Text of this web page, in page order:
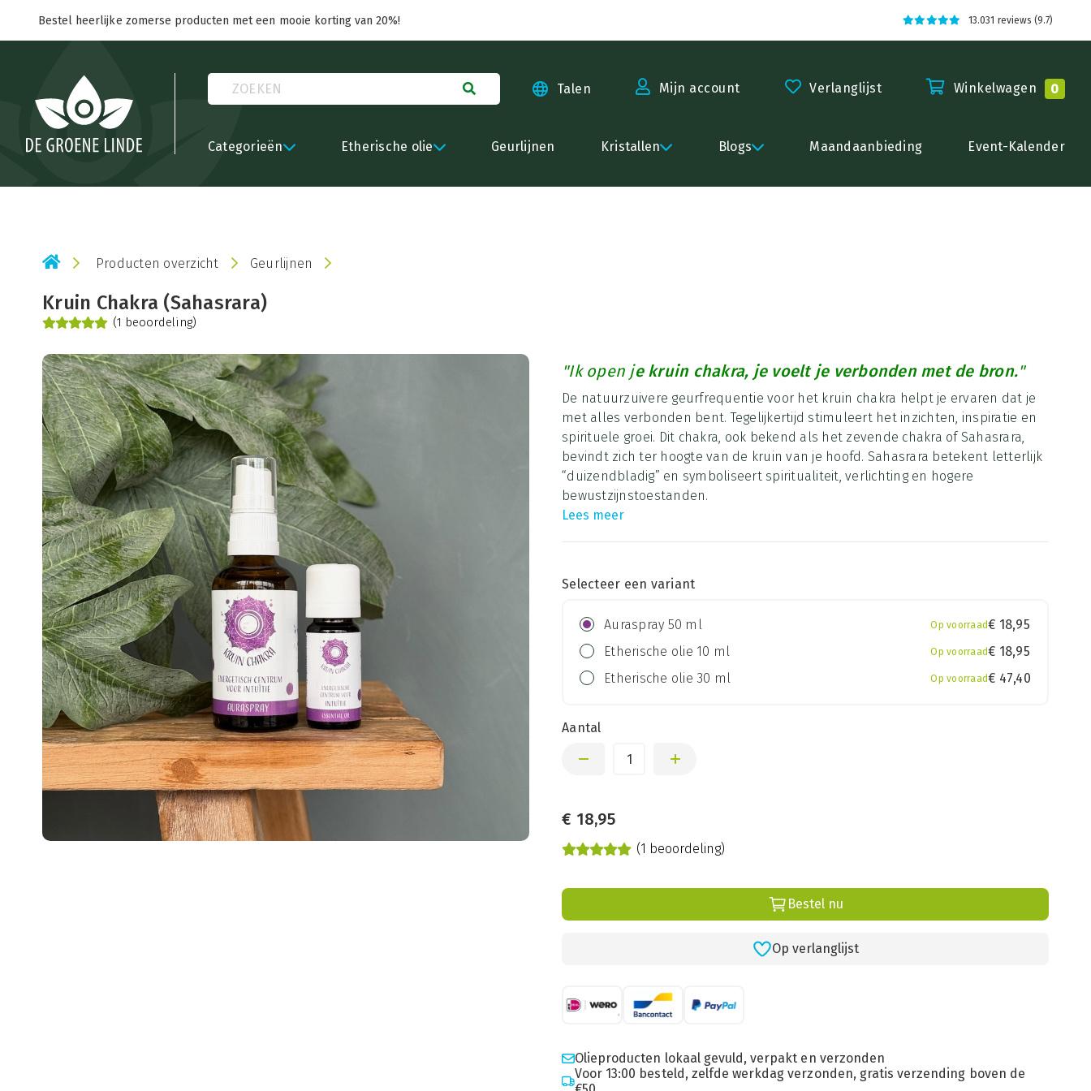
Bestel heerlijke zomerse producten met een mooie korting van 20%! 13.031 reviews (9.7)
Talen Mijn account Verlanglijst Winkelwagen 0
Categorieën Etherische olie Geurlijnen Kristallen Blogs Maandaanbieding Event-Kalender
Producten overzicht Geurlijnen
Kruin Chakra (Sahasrara)
(1 beoordeling)
"Ik open je kruin chakra, je voelt je verbonden met de bron."
De natuurzuivere geurfrequentie voor het kruin chakra helpt je ervaren dat je
met alles verbonden bent. Tegelijkertijd stimuleert het inzichten, inspiratie en
spirituele groei. Dit chakra, ook bekend als het zevende chakra of Sahasrara,
bevindt zich ter hoogte van de kruin van je hoofd. Sahasrara betekent letterlijk
“duizendbladig” en symboliseert spiritualiteit, verlichting en hogere
bewustzijnstoestanden.
Lees meer
Selecteer een variant
Auraspray 50 ml Op voorraad€ 18,95
Etherische olie 10 ml
Op voorraad€ 18,95
Etherische olie 30 ml
Op voorraad€ 47,40
Aantal
€ 18,95
(1 beoordeling)
Bestel nu
Op verlanglijst
Olieproducten lokaal gevuld, verpakt en verzonden
Voor 13:00 besteld, zelfde werkdag verzonden, gratis verzending boven de